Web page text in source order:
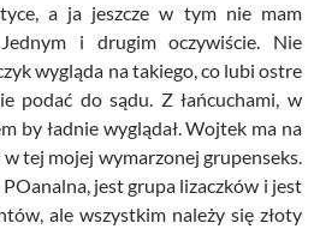
a ja jeszcze w tym nie mam
i drugim oczywiście. Nie
wygląda na takiego, co lubi ostre
podać do sądu. Z łańcuchami, w
by ładnie wyglądał. Wojtek ma na
tej mojej wymarzonej grupenseks.
jest grupa lizaczków i jest
ale wszystkim należy się złoty